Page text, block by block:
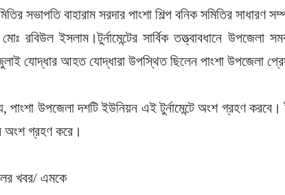
সভাপতি বাহারাম সরদার পাংশা শিল্প বনিক সমিতির সাধারণ
মোঃ রবিউল ইসলাম।টুর্নামেন্টের সার্বিক তত্ত্বাবধানে
যোদ্ধার আহত যোদ্ধারা উপস্থিত ছিলেন পাংশা উপজেলা
পাংশা উপজেলা দশটি ইউনিয়ন এই টুর্নামেন্টে অংশ গ্রহণ করবে।
অংশ গ্রহণ করে।
খবর/ এমকে